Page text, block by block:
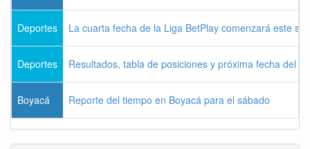
Deportes La cuarta fecha de la Liga BetPlay comenzará este
Deportes Resultados, tabla de posiciones y próxima fecha del
Boyacá Reporte del tiempo en Boyacá para el sábado